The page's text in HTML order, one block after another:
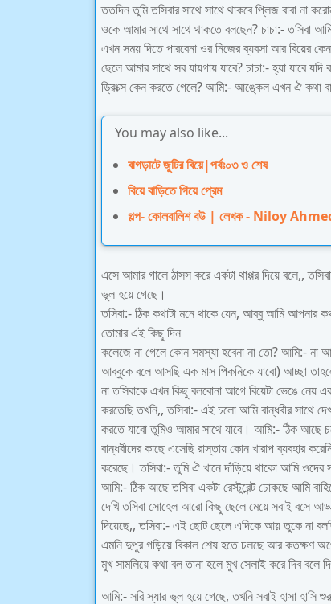
ততদিন তুমি তসিবার সাথে সাথে থাকবে প্লিজ বাবা
ওকে আমার সাথে সাথে থাকতে বলছেন? চাচা:- তসিবা
এখন সময় দিতে পারবেনা ওর নিজের ব্যবসা আর বিয়ের
ছেলে আমার সাথে সব যায়গায় যাবে? চাচা:- হ্যা যাবে
ড্রিংক্স কেন করতে গেলে? আমি:- আঙ্কেল এখন ঐ কথা
You may also like...
ঝগড়াটে জুটির বিয়ে|পর্বঃ০৩ ও শেষ
বিয়ে বাড়িতে গিয়ে প্রেম
গল্প- কোলবালিশ বউ | লেখক - Niloy
এসে আমার গালে ঠাসস করে একটা থাপ্পর দিয়ে বলে,,
ভূল হয়ে গেছে।
তসিবা:- ঠিক কথাটা মনে থাকে যেন, আব্বু আমি আপনার
তোমার এই কিছু দিন
কলেজে না গেলে কোন সমস্যা হবেনা না তো? আমি:- না
আব্বুকে বলে আসছি এক মাস পিকনিকে যাবো) আচ্ছা
না তসিবাকে এখন কিছু বলবোনা আগে বিয়েটা ভেঙে নেয়
করতেছি তখনি,, তসিবা:- এই চলো আমি বান্ধবীর সাথে
করতে যাবো তুমিও আমার সাথে যাবে। আমি:- ঠিক আছে
বান্ধবীদের কাছে এসেছি রাস্তায় কোন খারাপ ব্যবহার
করেছে। তসিবা:- তুমি ঐ খানে দাঁড়িয়ে থাকো আমি
আমি:- ঠিক আছে তসিবা একটা রেস্টুরেন্ট ঢোকছে আমি
দেখি তসিবা সোহেল আরো কিছু ছেলে মেয়ে সবাই বসে
দিয়েছে,, তসিবা:- এই ছোট ছেলে এদিকে আয় তুকে না
এমনি দুপুর গড়িয়ে বিকাল শেষ হতে চলছে আর কতক্ষণ
মুখ সামলিয়ে কথা বল তানা হলে মুখ সেলাই করে দিব বলে
আমি:- সরি স্যার ভূল হয়ে গেছে, তখনি সবাই হাসা